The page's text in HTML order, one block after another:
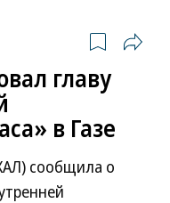
главу
в Газе
сообщила о